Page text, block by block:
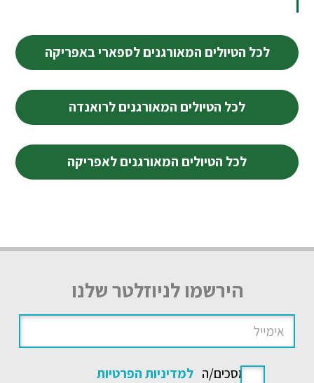
לכל הטיולים המאורגנים לספארי באפריקה
לכל הטיולים המאורגנים לרואנדה
לכל הטיולים המאורגנים לאפריקה
הירשמו לניוזלטר שלנו
אני מסכים/ה למדיניות הפרטיות